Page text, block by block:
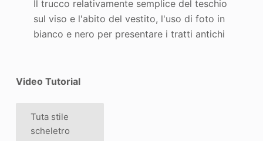
Il trucco relativamente semplice del teschio
sul viso e l'abito del vestito, l'uso di foto in
bianco e nero per presentare i tratti antichi
Video Tutorial
Tuta stile
scheletro